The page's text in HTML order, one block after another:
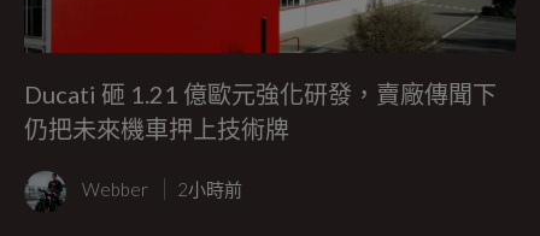
Ducati 砸 1.21 億歐元強化研發，賣廠傳聞下
仍把未來機車押上技術牌
Webber 2小時前